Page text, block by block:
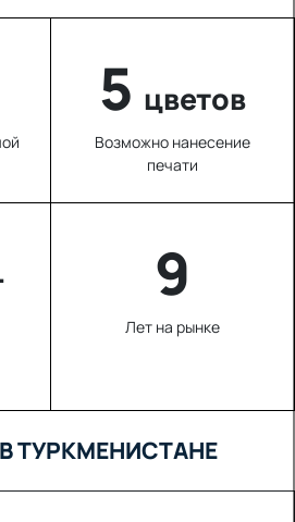
5 цветов
Возможно нанесение
печати
9
Лет на рынке
ТУРКМЕНИСТАНЕ